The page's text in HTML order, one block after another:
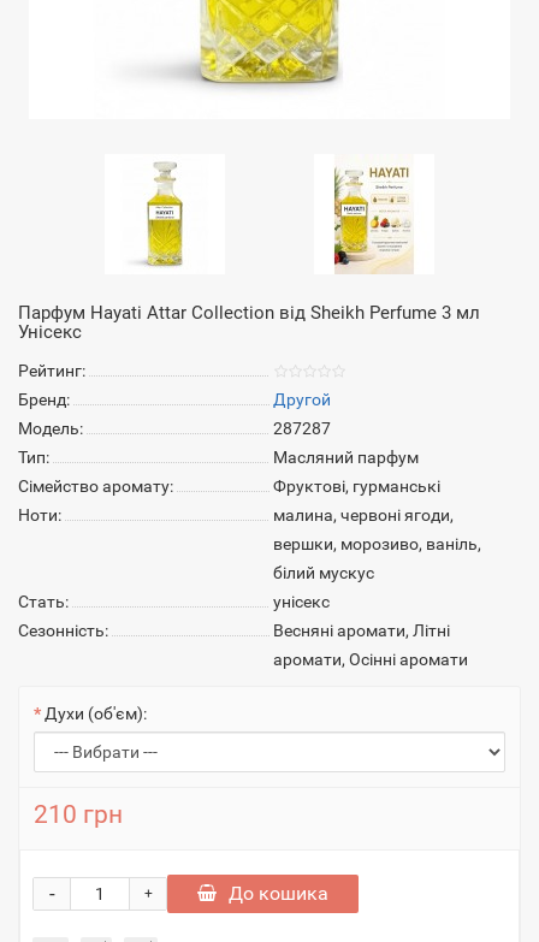
Парфум Hayati Attar Collection від Sheikh Perfume 3 мл
Унісекс
Рейтинг:
Бренд:
Другой
Модель:
287287
Тип:
Масляний парфум
Сімейство аромату:
Фруктові, гурманські
Ноти:
малина, червоні ягоди,
вершки, морозиво, ваніль,
білий мускус
Стать:
унісекс
Сезонність:
Весняні аромати, Літні
аромати, Осінні аромати
Духи (об'єм):
210 грн
+
- До кошика